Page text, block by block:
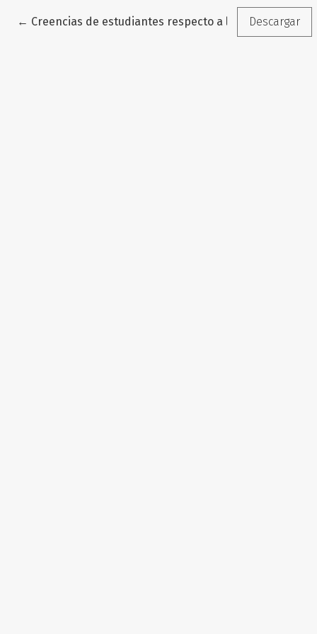
← Volver a los detalles del artículo
Creencias de estudiantes respecto a la utilidad de
Descargar